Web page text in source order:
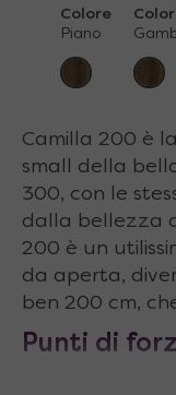
Colore
Piano
Camilla 200 è la
small della
300, con le
dalla bellezza
200 è un
da aperta,
ben 200 cm,
Punti di